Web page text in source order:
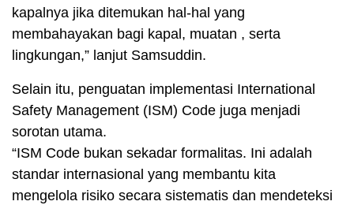
kapalnya jika ditemukan hal-hal yang
membahayakan bagi kapal, muatan , serta
lingkungan,” lanjut Samsuddin.
Selain itu, penguatan implementasi International
Safety Management (ISM) Code juga menjadi
sorotan utama.
“ISM Code bukan sekadar formalitas. Ini adalah
standar internasional yang membantu kita
mengelola risiko secara sistematis dan mendeteksi